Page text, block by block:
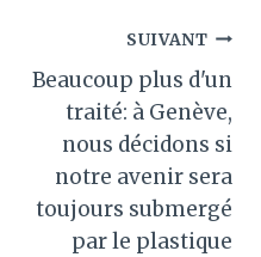
SUIVANT
Beaucoup plus d'un
traité: à Genève,
nous décidons si
notre avenir sera
toujours submergé
par le plastique